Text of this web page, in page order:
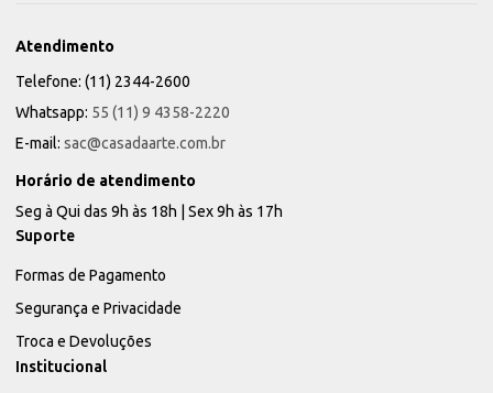
Atendimento
Telefone: (11) 2344-2600
Whatsapp: 55 (11) 9 4358-2220
E-mail: sac@casadaarte.com.br
Horário de atendimento
Seg à Qui das 9h às 18h | Sex 9h às 17h
Suporte
Formas de Pagamento
Segurança e Privacidade
Troca e Devoluções
Institucional